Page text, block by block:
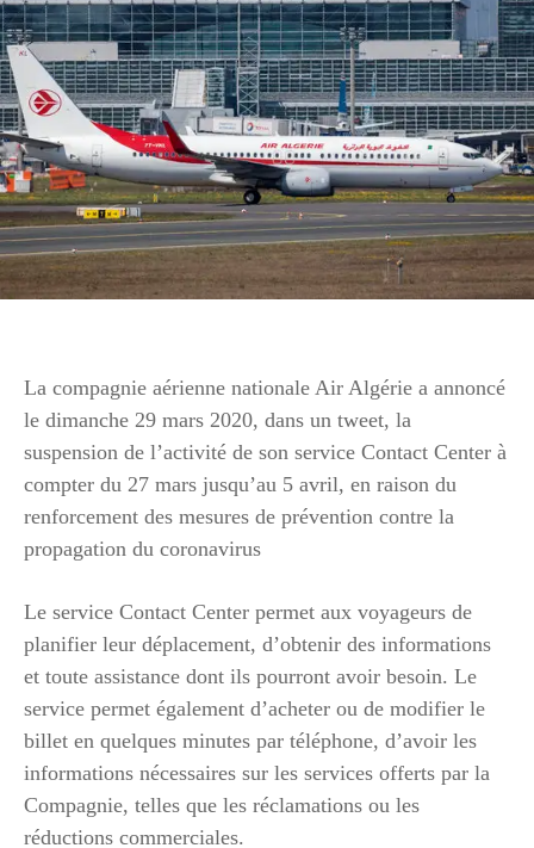
La compagnie aérienne nationale Air Algérie a annoncé
le dimanche 29 mars 2020, dans un tweet, la
suspension de l’activité de son service Contact Center à
compter du 27 mars jusqu’au 5 avril, en raison du
renforcement des mesures de prévention contre la
propagation du coronavirus
Le service Contact Center permet aux voyageurs de
planifier leur déplacement, d’obtenir des informations
et toute assistance dont ils pourront avoir besoin. Le
service permet également d’acheter ou de modifier le
billet en quelques minutes par téléphone, d’avoir les
informations nécessaires sur les services offerts par la
Compagnie, telles que les réclamations ou les
réductions commerciales.